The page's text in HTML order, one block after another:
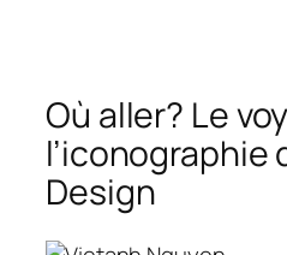
Où aller? Le
l’iconographie
Design